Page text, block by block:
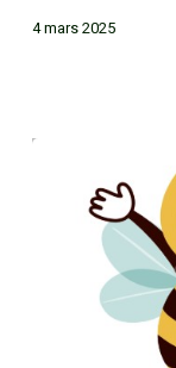
4 mars 2025